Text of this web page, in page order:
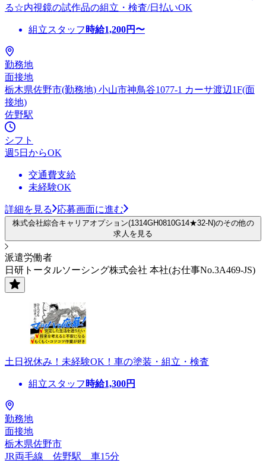
る☆内視鏡の試作品の組立・検査/日払いOK
組立スタッフ 時給1,200円〜
勤務地
面接地
栃木県佐野市(勤務地) 小山市神鳥谷1077-1 カーサ渡辺1F(面
接地)
佐野駅
シフト
週5日からOK
交通費支給
未経験OK
詳細を見る 応募画面に進む
株式会社綜合キャリアオプション(1314GH0810G14★32-N)のその他の
求人を見る
派遣労働者
日研トータルソーシング株式会社 本社(お仕事No.3A469-JS)
土日祝休み！未経験OK！車の塗装・組立・検査
組立スタッフ 時給1,300円
勤務地
面接地
栃木県佐野市
JR両毛線 佐野駅 車15分